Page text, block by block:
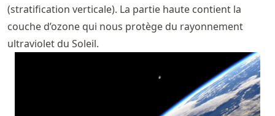
(stratification verticale). La partie haute contient la
couche d’ozone qui nous protège du rayonnement
ultraviolet du Soleil.